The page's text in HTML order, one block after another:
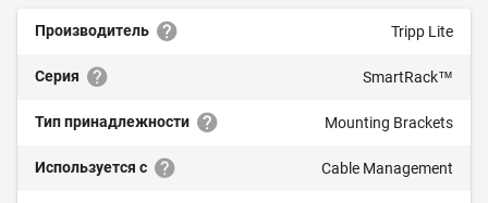
Производитель Tripp Lite
Серия SmartRack™
Тип принадлежности Mounting Brackets
Используется с Cable Management